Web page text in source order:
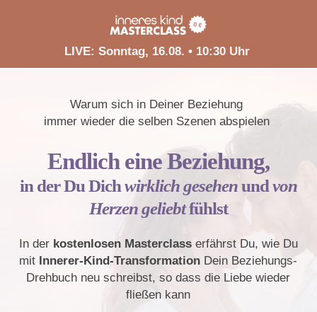
LIVE: Sonntag, 16.08. • 10:30 Uhr
Warum sich in Deiner Beziehung
immer wieder die selben Szenen abspielen
Endlich eineBeziehung,
in der Du Dichwirklich gesehen undvon
Herzen geliebtfühlst
In der kostenlosen Masterclasserfährst Du, wie Du
mit Innerer-Kind-Transformation Dein Beziehungs-
Drehbuch neu schreibst, so dass die Liebe wieder
fließen kann